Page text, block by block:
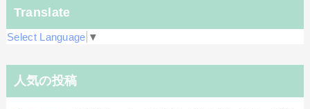
Translate
Select Language ▼
人気の投稿